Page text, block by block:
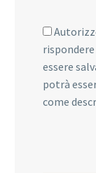
essere
potrà
come